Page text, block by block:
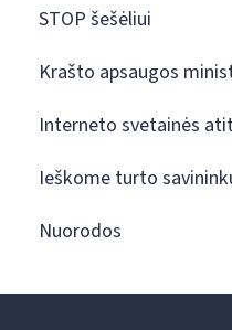
STOP šešėliui
Krašto apsaugos
Interneto svetainės
Ieškome turto
Nuorodos